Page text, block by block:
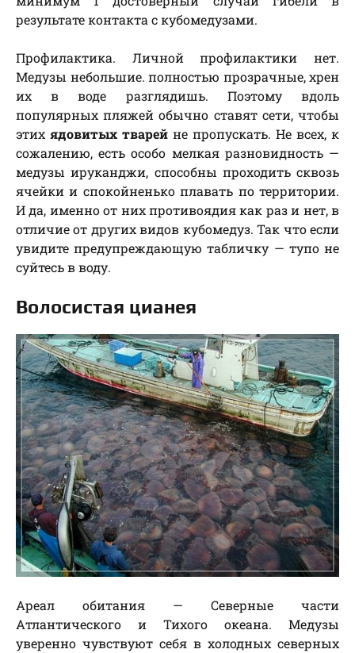
результате контакта с кубомедузами.
Профилактика. Личной профилактики нет.
Медузы небольшие. полностью прозрачные, хрен
их в воде разглядишь. Поэтому вдоль
популярных пляжей обычно ставят сети, чтобы
этих ядовитых тварей не пропускать. Не всех, к
сожалению, есть особо мелкая разновидность —
медузы ируканджи, способны проходить сквозь
ячейки и спокойненько плавать по территории.
И да, именно от них противоядия как раз и нет, в
отличие от других видов кубомедуз. Так что если
увидите предупреждающую табличку — тупо не
суйтесь в воду.
Волосистая цианея
Ареал обитания — Северные части
Атлантического и Тихого океана. Медузы
уверенно чувствуют себя в холодных северных